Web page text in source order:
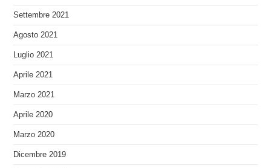
Settembre 2021
Agosto 2021
Luglio 2021
Aprile 2021
Marzo 2021
Aprile 2020
Marzo 2020
Dicembre 2019